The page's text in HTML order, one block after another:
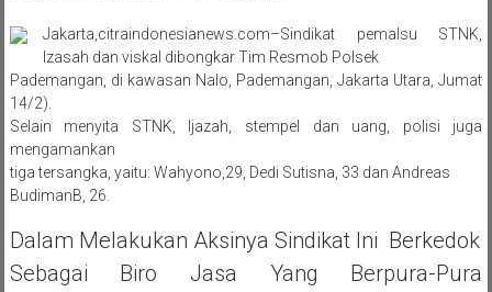
Jakarta,citraindonesianews.com–Sindikat pemalsu STNK,
Izasah dan viskal dibongkar Tim Resmob Polsek
Pademangan, di kawasan Nalo, Pademangan, Jakarta Utara, Jumat
14/2).
Selain menyita STNK, Ijazah, stempel dan uang, polisi juga
mengamankan
tiga tersangka, yaitu: Wahyono,29, Dedi Sutisna, 33 dan Andreas
BudimanB, 26.
Dalam Melakukan Aksinya Sindikat Ini Berkedok
Sebagai Biro Jasa Yang Berpura-Pura